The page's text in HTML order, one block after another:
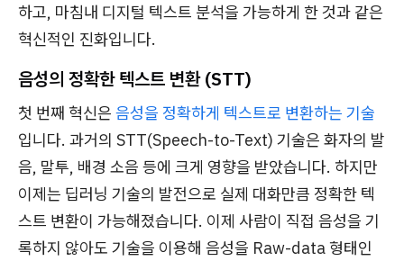
하고, 마침내 디지털 텍스트 분석을 가능하게 한 것과 같은
혁신적인 진화입니다.
음성의 정확한 텍스트 변환 (STT)
첫 번째 혁신은 음성을 정확하게 텍스트로 변환하는 기술
입니다. 과거의 STT(Speech-to-Text) 기술은 화자의 발
음, 말투, 배경 소음 등에 크게 영향을 받았습니다. 하지만
이제는 딥러닝 기술의 발전으로 실제 대화만큼 정확한 텍
스트 변환이 가능해졌습니다. 이제 사람이 직접 음성을 기
록하지 않아도 기술을 이용해 음성을 Raw-data 형태인